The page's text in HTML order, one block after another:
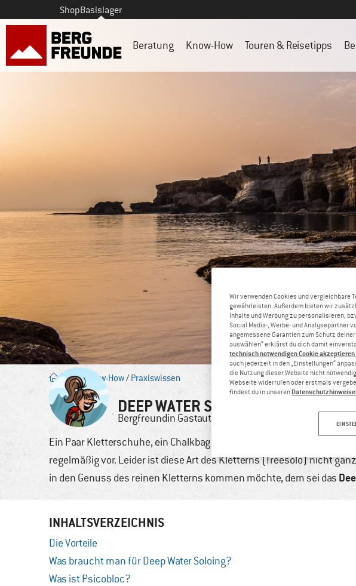
ShopBasislager
Beratung Know-How Touren & Reisetipps
Blog/Know-How/ Praxiswissen
DEEP WATER SOLOING – WAS SOLL
Bergfreundin Gastautorin
Ein Paar Kletterschuhe, ein Chalkbag und eine Badehose. Mehr
regelmäßig vor. Leider ist diese Art des Kletterns (freesolo) nicht
in den Genuss des reinen Kletterns kommen möchte, dem sei das
INHALTSVERZEICHNIS
Die Vorteile
Was braucht man für Deep Water Soloing?
Was ist Psicobloc?
Wir verwenden Cookies und vergleichbare
gewährleisten. Außerdem bieten wir
Inhalte und Werbung zu personalisieren,
Social Media-, Werbe- und Analysepartner
angemessene Garantien zum Schutz
auswählen“ erklärst du dich damit
technisch notwendigen Cookie
auch jederzeit in den „Einstellungen“
die Nutzung dieser Website nicht
Webseite widerrufen oder erstmals
findest du in unseren